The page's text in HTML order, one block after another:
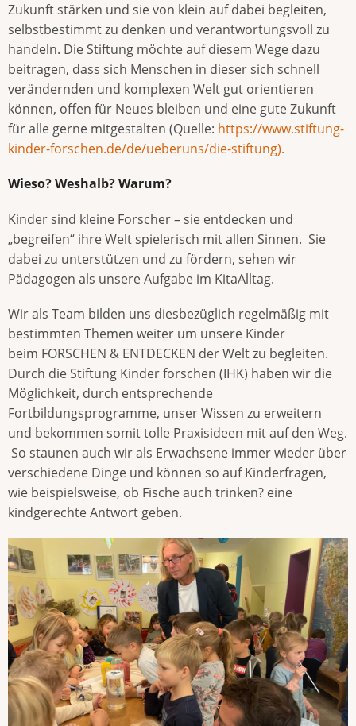
Zukunft stärken und sie von klein auf dabei begleiten,
selbstbestimmt zu denken und verantwortungsvoll zu
handeln. Die Stiftung möchte auf diesem Wege dazu
beitragen, dass sich Menschen in dieser sich schnell
verändernden und komplexen Welt gut orientieren
können, offen für Neues bleiben und eine gute Zukunft
für alle gerne mitgestalten (Quelle: https://www.stiftung-
kinder-forschen.de/de/ueberuns/die-stiftung).
Wieso? Weshalb? Warum?
Kinder sind kleine Forscher – sie entdecken und
„begreifen“ ihre Welt spielerisch mit allen Sinnen. Sie
dabei zu unterstützen und zu fördern, sehen wir
Pädagogen als unsere Aufgabe im KitaAlltag.
Wir als Team bilden uns diesbezüglich regelmäßig mit
bestimmten Themen weiter um unsere Kinder
beim FORSCHEN & ENTDECKEN der Welt zu begleiten.
Durch die Stiftung Kinder forschen (IHK) haben wir die
Möglichkeit, durch entsprechende
Fortbildungsprogramme, unser Wissen zu erweitern
und bekommen somit tolle Praxisideen mit auf den Weg.
So staunen auch wir als Erwachsene immer wieder über
verschiedene Dinge und können so auf Kinderfragen,
wie beispielsweise, ob Fische auch trinken? eine
kindgerechte Antwort geben.